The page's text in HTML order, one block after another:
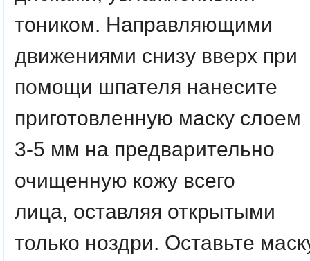
тоником. Направляющими
движениями снизу вверх при
помощи шпателя нанесите
приготовленную маску слоем
3-5 мм на предварительно
очищенную кожу всего
лица, оставляя открытыми
только ноздри. Оставьте